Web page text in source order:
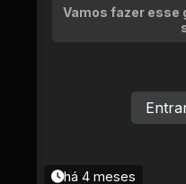
Vamos fazer esse
há 4 meses